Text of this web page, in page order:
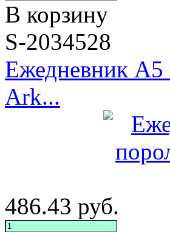
В корзину
S-2034528
Ежедневник А5
Ark...
486.43 руб.